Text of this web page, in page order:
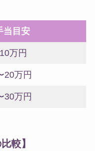
当目安
万円
20万円
30万円
較】